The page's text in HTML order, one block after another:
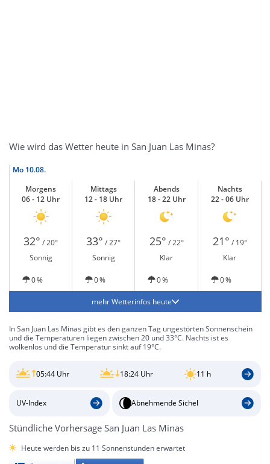
Wie wird das Wetter heute in San Juan Las Minas?
Mo 10.08.
Morgens
06 - 12 Uhr
Mittags
12 - 18 Uhr
Abends
18 - 22 Uhr
Nachts
22 - 06 Uhr
32° / 20° 33° / 27° 25° / 22° 21° / 19°
Sonnig
Sonnig Klar Klar
0 % 0 % 0 % 0 %
mehr Wetterinfos heute
In San Juan Las Minas gibt es den ganzen Tag ungestörten Sonnenschein
und die Temperaturen liegen zwischen 20 und 33°C. Nachts ist es
wolkenlos und die Temperatur sinkt auf 19°C.
05:44 Uhr 18:24 Uhr 11 h
UV-Index Abnehmende Sichel
Stündliche Vorhersage San Juan Las Minas
Heute werden bis zu 11 Sonnenstunden erwartet